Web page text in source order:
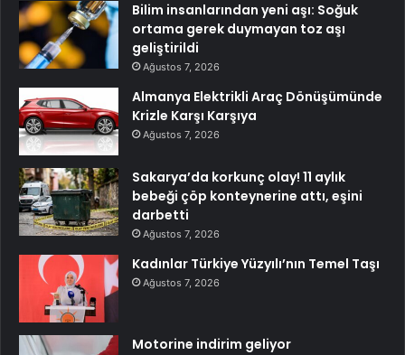
Bilim insanlarından yeni aşı: Soğuk
ortama gerek duymayan toz aşı
geliştirildi
Ağustos 7, 2026
Almanya Elektrikli Araç Dönüşümünde
Krizle Karşı Karşıya
Ağustos 7, 2026
Sakarya’da korkunç olay! 11 aylık
bebeği çöp konteynerine attı, eşini
darbetti
Ağustos 7, 2026
Kadınlar Türkiye Yüzyılı’nın Temel Taşı
Ağustos 7, 2026
Motorine indirim geliyor